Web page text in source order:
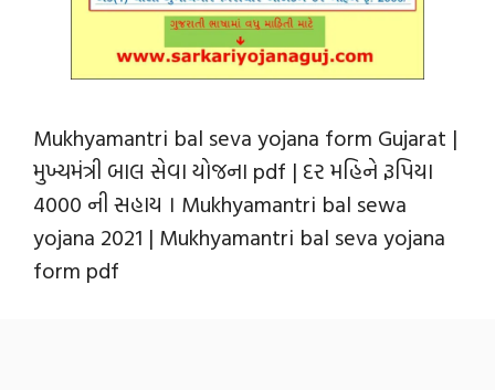
Mukhyamantri bal seva yojana form Gujarat |
મુખ્યમંત્રી બાલ સેવા યોજના pdf | દર મહિને રૂપિયા
4000 ની સહાય । Mukhyamantri bal sewa
yojana 2021 | Mukhyamantri bal seva yojana
form pdf